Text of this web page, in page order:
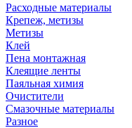
Расходные материалы
Крепеж, метизы
Метизы
Клей
Пена монтажная
Клеящие ленты
Паяльная химия
Очистители
Смазочные материалы
Разное